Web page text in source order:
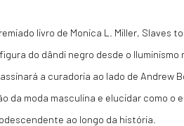
livro de Monica L. Miller, Slaves
do dândi negro desde o
assinará a curadoria ao lado de
da moda masculina e elucidar como
ao longo da história.